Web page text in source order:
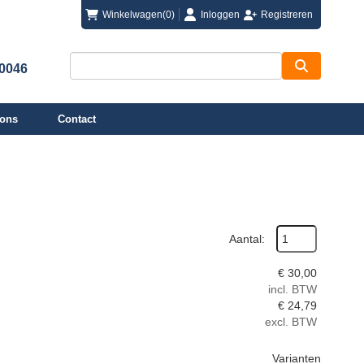
Winkelwagen(0) loginInloggen
registreren Registreren
Contact
Aantal:
€ 30,00
incl. BTW
€ 24,79
excl. BTW
Varianten